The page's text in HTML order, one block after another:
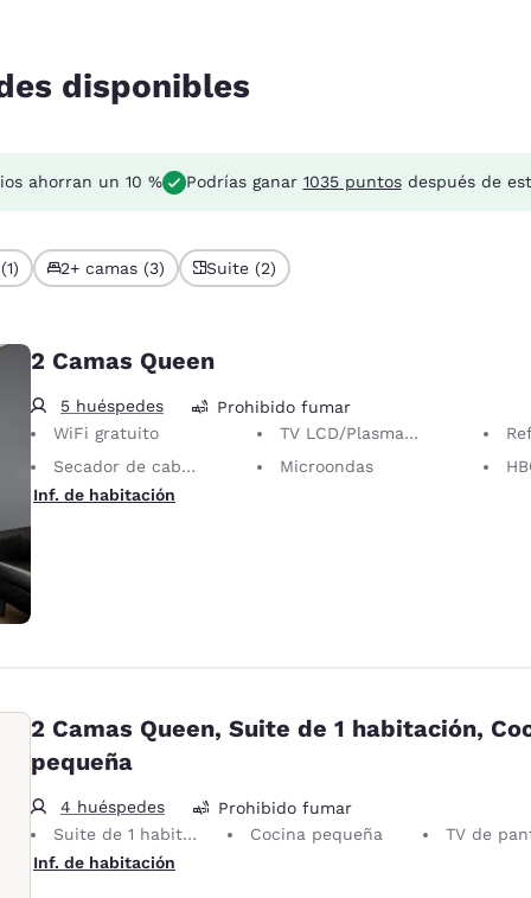
disponibles
ahorran un 10 % Podrías ganar 1035 puntosdespués de
2+ camas (3) Suite (2)
2 Camas Queen
5 huéspedes
Prohibido fumar
WiFi gratuito
TV LCD/Plasma de 32 pulgadas
Secador de cabello
Microondas
Inf. de habitación
2 Camas Queen, Suite de 1 habitación,
pequeña
4 huéspedes
Prohibido fumar
Suite de 1 habitación
Cocina pequeña
TV de
Inf. de habitación